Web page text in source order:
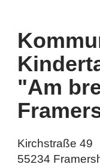
"Am
Kirchstraße 49
55234